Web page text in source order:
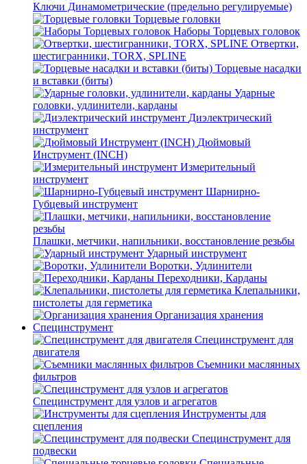
Ключи Динамометрические (предельно регулируемые)
Торцевые головки
Наборы Торцевых головок
Отвертки,
шестигранники, TORX, SPLINE
Торцевые насадки
и вставки (биты)
Ударные
головки, удлинители, карданы
Диэлектрический
инструмент
Дюймовый
Инструмент (INCH)
Измерительный
инструмент
Шарнирно-
Губцевый инструмент
Плашки, метчики, напильники, восстановление резьбы
Ударный инструмент
Воротки, Удлинители
Переходники, Карданы
Клепальники,
пистолеты для герметика
Организация хранения
Специнструмент
Специнструмент для
двигателя
Съемники маслянных
фильтров
Специнструмент для узлов и агрегатов
Инструменты для
сцепления
Специнструмент для
подвески